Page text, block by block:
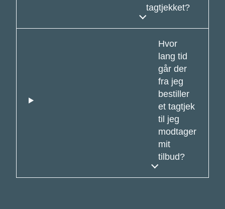
tagtjekket?
Hvor
lang tid
går der
fra jeg
bestiller
et tagtjek
til jeg
modtager
mit
tilbud?